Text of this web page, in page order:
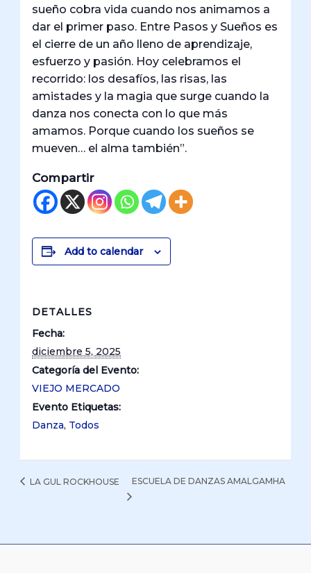
sueño cobra vida cuando nos animamos a
dar el primer paso. Entre Pasos y Sueños es
el cierre de un año lleno de aprendizaje,
esfuerzo y pasión. Hoy celebramos el
recorrido: los desafíos, las risas, las
amistades y la magia que surge cuando la
danza nos conecta con lo que más
amamos. Porque cuando los sueños se
mueven… el alma también”.
Compartir
Add to calendar
DETALLES
Fecha:
diciembre 5, 2025
Categoría del Evento:
VIEJO MERCADO
Evento Etiquetas:
Danza, Todos
LA GUL ROCKHOUSE ESCUELA DE DANZAS AMALGAMHA